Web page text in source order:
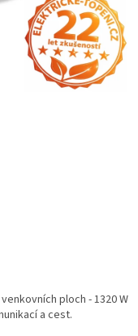
ploch - 1320 W
a cest.